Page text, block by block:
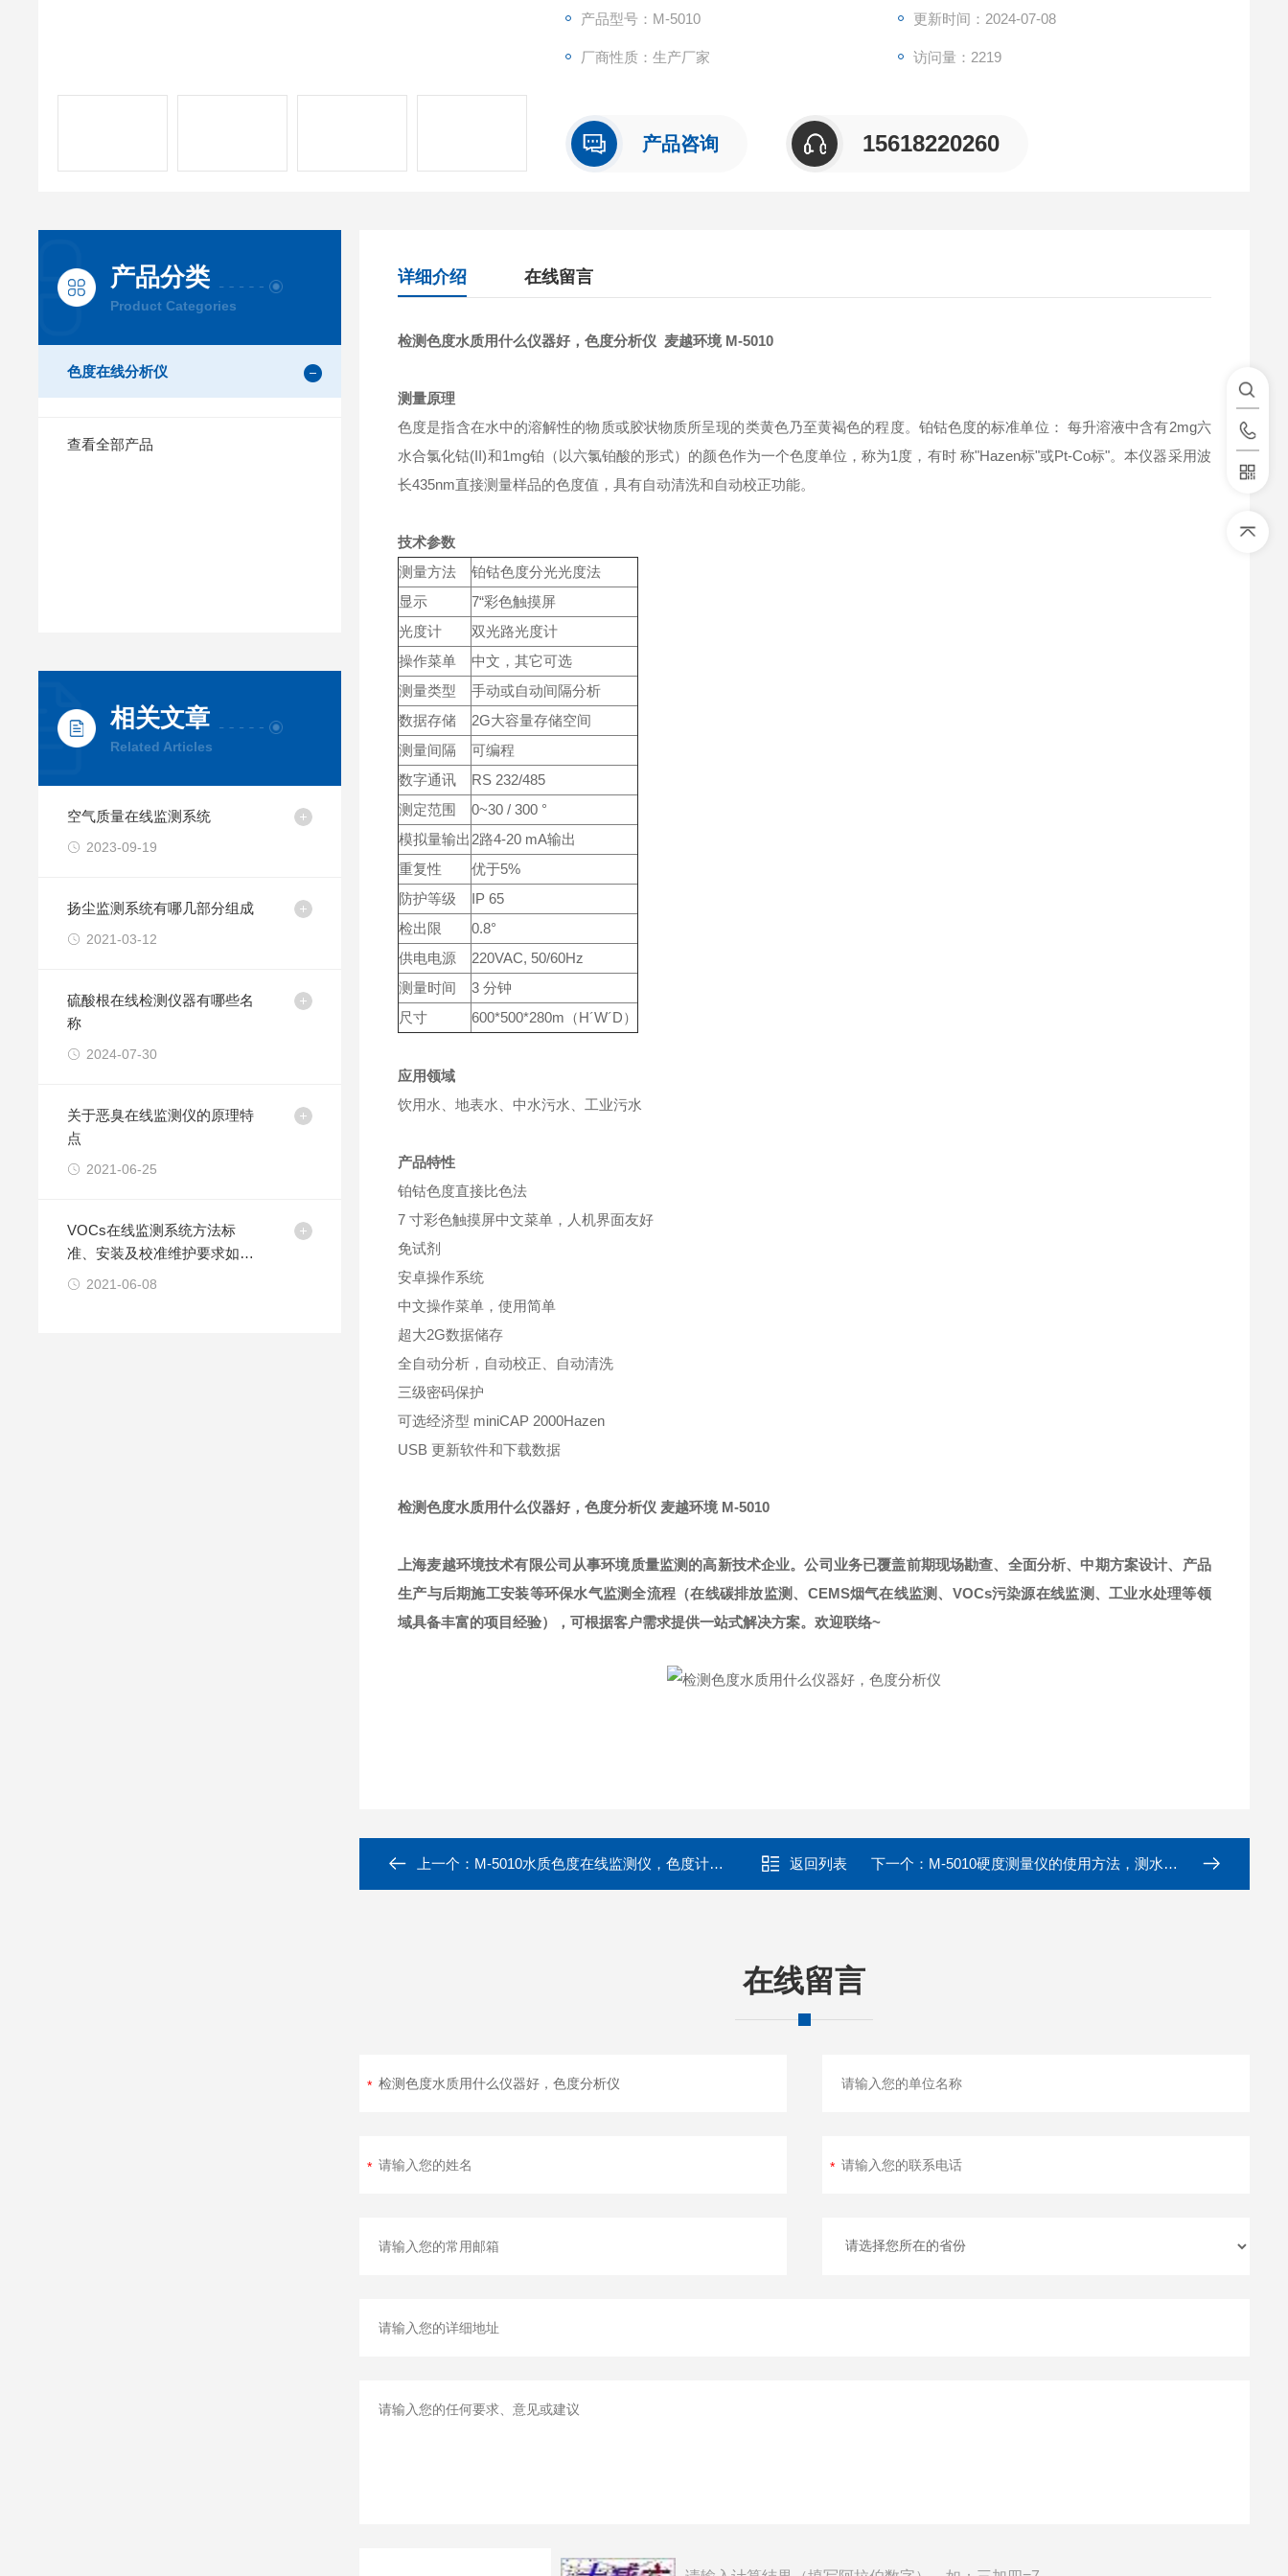
产品型号：M-5010 更新时间：2024-07-08
厂商性质：生产厂家 访问量：2219
产品咨询 15618220260
产品分类
Product Categories
色度在线分析仪
查看全部产品
相关文章
Related Articles
空气质量在线监测系统
2023-09-19
扬尘监测系统有哪几部分组成
2021-03-12
硫酸根在线检测仪器有哪些名
称
2024-07-30
关于恶臭在线监测仪的原理特
点
2021-06-25
VOCs在线监测系统方法标
准、安装及校准维护要求如
何？2021-06-08
详细介绍 在线留言
检测色度水质用什么仪器好，色度分析仪 麦越环境M-5010
测量原理
色度是指含在水中的溶解性的物质或胶状物质所呈现的类黄色乃至黄褐色的程度。铂钴色度的标准单位： 每升溶液中含有2mg六
水合氯化钴(II)和1mg铂（以六氯铂酸的形式）的颜色作为一个色度单位，称为1度，有时 称"Hazen标"或Pt-Co标"。本仪器采用波
长435nm直接测量样品的色度值，具有自动清洗和自动校正功能。
技术参数
测量方法
铂钴色度分光光度法
显示
7“彩色触摸屏
光度计
双光路光度计
操作菜单
中文，其它可选
测量类型
手动或自动间隔分析
数据存储
2G大容量存储空间
测量间隔
可编程
数字通讯
RS 232/485
测定范围
0~30 / 300 °
模拟量输出 2路4-20 mA输出
重复性
优于5%
防护等级
IP 65
检出限
0.8°
供电电源
220VAC, 50/60Hz
测量时间
3 分钟
尺寸
600*500*280m（H´W´D）
应用领域
饮用水、地表水、中水污水、工业污水
产品特性
铂钴色度直接比色法
7 寸彩色触摸屏中文菜单，人机界面友好
免试剂
安卓操作系统
中文操作菜单，使用简单
超大2G数据储存
全自动分析，自动校正、自动清洗
三级密码保护
可选经济型 miniCAP 2000Hazen
USB 更新软件和下载数据
检测色度水质用什么仪器好，色度分析仪 麦越环境 M-5010
上海麦越环境技术有限公司从事环境质量监测的高新技术企业。公司业务已覆盖前期现场勘查、全面分析、中期方案设计、产品
生产与后期施工安装等环保水气监测全流程（在线碳排放监测、CEMS烟气在线监测、VOCs污染源在线监测、工业水处理等领
域具备丰富的项目经验），可根据客户需求提供一站式解决方案。欢迎联络~
上一个： M-5010水质色度在线监测仪，色度计水质检测仪 返回列表 下一个： M-5010硬度测量仪的使用方法，测水质硬度分析仪器
在线留言